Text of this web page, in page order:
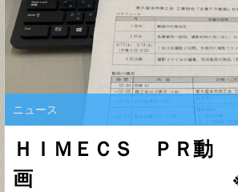
ニュース
ＨＩＭＥＣＳ ＰＲ動
画 ※ブロ